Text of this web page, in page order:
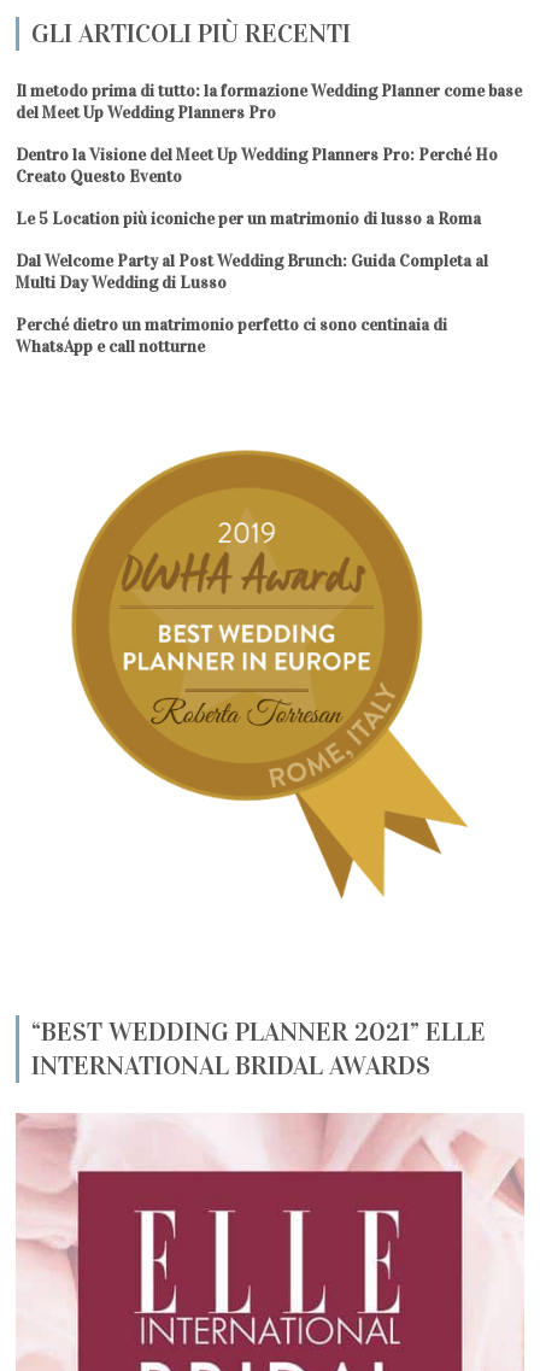
GLI ARTICOLI PIÙ RECENTI
Il metodo prima di tutto: la formazione Wedding Planner come base
del Meet Up Wedding Planners Pro
Dentro la Visione del Meet Up Wedding Planners Pro: Perché Ho
Creato Questo Evento
Le 5 Location più iconiche per un matrimonio di lusso a Roma
Dal Welcome Party al Post Wedding Brunch: Guida Completa al
Multi Day Wedding di Lusso
Perché dietro un matrimonio perfetto ci sono centinaia di
WhatsApp e call notturne
“BEST WEDDING PLANNER 2021” ELLE
INTERNATIONAL BRIDAL AWARDS